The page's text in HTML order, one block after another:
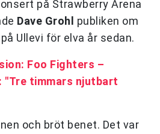
på Strawberry Arena
Dave Grohl
publiken om
Ullevi för elva år sedan.
Foo Fighters –
"Tre timmars njutbart
och bröt benet. Det var